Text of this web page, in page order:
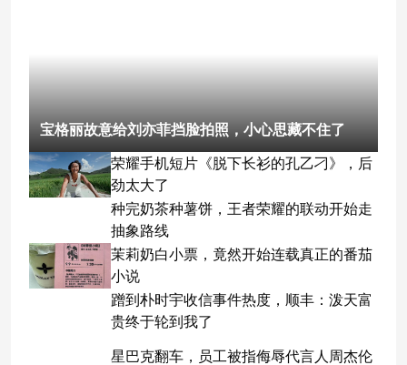
宝格丽故意给刘亦菲挡脸拍照，小心思藏不住了
荣耀手机短片《脱下长衫的孔乙刁》，后
劲太大了
种完奶茶种薯饼，王者荣耀的联动开始走
抽象路线
茉莉奶白小票，竟然开始连载真正的番茄
小说
蹭到朴时宇收信事件热度，顺丰：泼天富
贵终于轮到我了
星巴克翻车，员工被指侮辱代言人周杰伦